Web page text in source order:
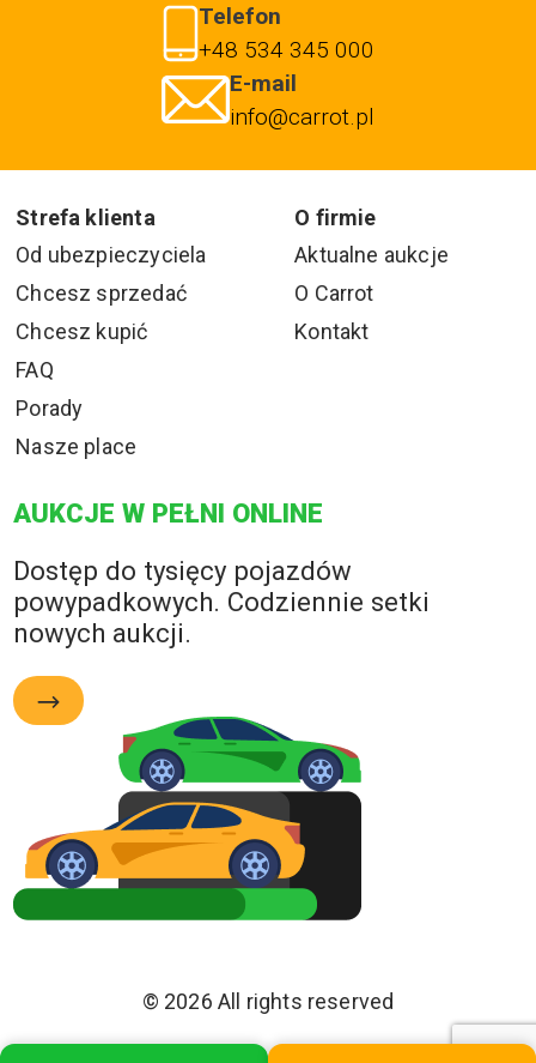
Telefon
+48 534 345 000
E-mail
info@carrot.pl
Strefa klienta
O firmie
Od ubezpieczyciela
Chcesz sprzedać
Chcesz kupić
FAQ
Porady
Nasze place
Aktualne aukcje
O Carrot
Kontakt
AUKCJE W PEŁNI ONLINE
Dostęp do tysięcy pojazdów
powypadkowych. Codziennie setki
nowych aukcji.
© 2026 All rights reserved
Polityka Prywatności